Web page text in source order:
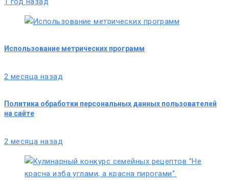
Использование метрических программ
2 месяца назад
Политика обработки персональных данных пользователей
на сайте
2 месяца назад